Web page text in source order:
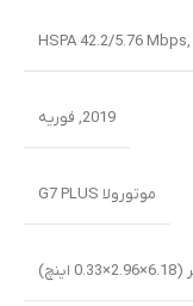
HSPA 42.2/5.76 Mbps,
2019
, فوریه
موتورولا G7 PLUS